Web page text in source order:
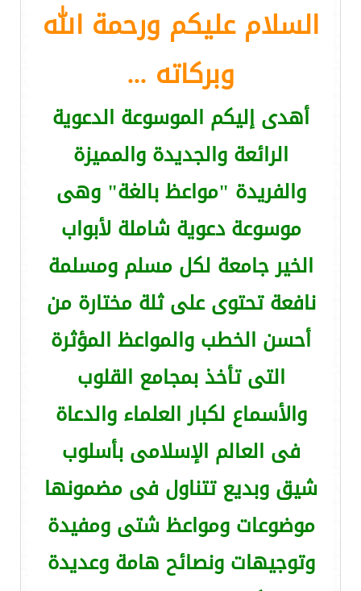
السلام عليكم ورحمة الله
وبركاته ...
أهدى إليكم الموسوعة الدعوية
الرائعة والجديدة والمميزة
والفريدة "مواعظ بالغة" وهى
موسوعة دعوية شاملة لأبواب
الخير جامعة لكل مسلم ومسلمة
نافعة تحتوى على ثلة مختارة من
أحسن الخطب والمواعظ المؤثرة
التى تأخذ بمجامع القلوب
والأسماع لكبار العلماء والدعاة
فى العالم الإسلامى بأسلوب
شيق وبديع تتناول فى مضمونها
موضوعات ومواعظ شتى ومفيدة
وتوجيهات ونصائح هامة وعديدة